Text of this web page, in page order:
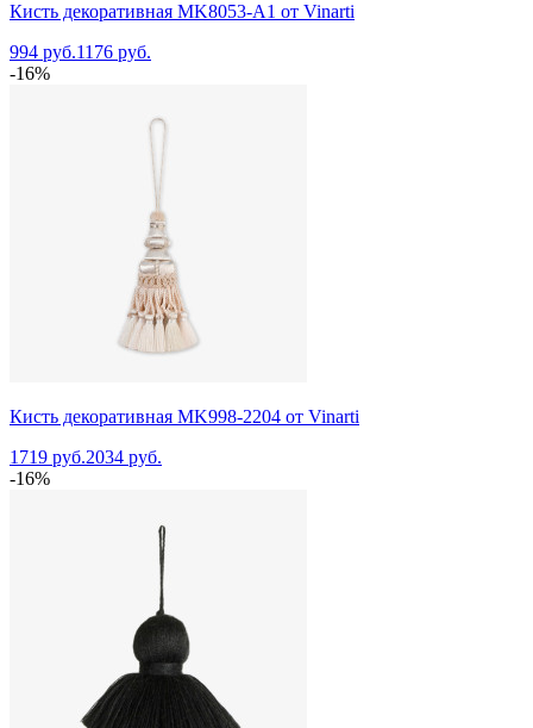
Кисть декоративная MK8053-A1 от Vinarti
994 руб.1176 руб.
-16%
Кисть декоративная MK998-2204 от Vinarti
1719 руб.2034 руб.
-16%